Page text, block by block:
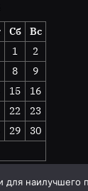
Сб
Вс
1
2
8
9
15
16
22
23
29
30
для наилучшего